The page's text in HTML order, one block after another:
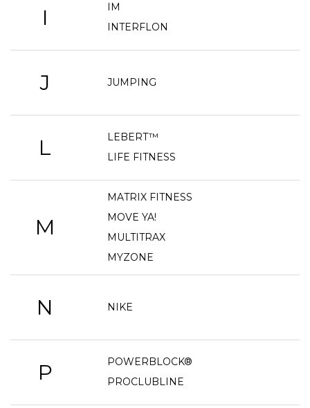
I
IM
INTERFLON
J JUMPING
L
LEBERT™
LIFE FITNESS
M
MATRIX FITNESS
MOVE YA!
MULTITRAX
MYZONE
N NIKE
P
POWERBLOCK®
PROCLUBLINE